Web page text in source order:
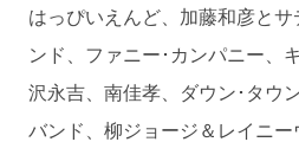
はっぴいえんど、加藤和彦と
ンド、ファニー･カンパニー、
沢永吉、南佳孝、ダウン･タウ
バンド、柳ジョージ＆レイニ